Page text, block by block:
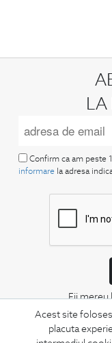
Acest site
placuta
LA
Confirm ca am peste
informare la adresa
Fii mereu
oferte